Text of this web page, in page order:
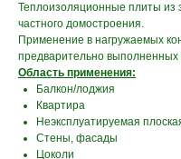
Теплоизоляционные плиты из
частного домостроения.
Применение в нагружаемых
предварительно выполненных
Область применения:
Балкон/лоджия
Квартира
Неэксплуатируемая
Стены, фасады
Цоколи